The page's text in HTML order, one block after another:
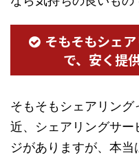
そもそもシェ
で、安く提
そもそもシェアリン
近、シェアリングサ
ジがありますが、本当